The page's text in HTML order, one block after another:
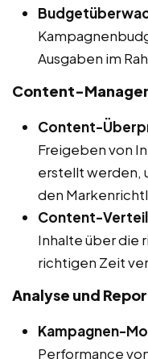
Ausgaben im
Content-
Content-
Freigeben von
erstellt werden,
den
Content-
Inhalte über die
richtigen Zeit
Analyse und
Kampagnen-
Performance